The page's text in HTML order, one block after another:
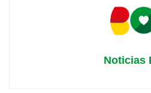
Noticias